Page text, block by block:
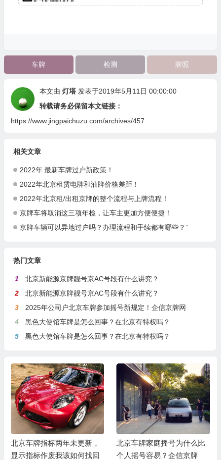
车牌 检测 牌照
本文由 灯塔 发表于2019年5月11日 00:00:00
转载请务必保留本文链接：
https://www.jingpaichuzu.com/archives/457
相关文章
2022年 最新车牌过户新政策！
2022年北京租赁电牌和油牌价格差距！
2022年北京租/出租京牌的整个流程与上牌流程！
京牌车将取消这三项年检，让车主更加方便便捷！
京牌车辆可以异地过户吗？办理流程和手续都有哪些？”
热门文章
1
北京新能源京牌靓号京AC号段有什么讲究？
2
北京新能源京牌靓号京AC号段有什么讲究？
3
2025年公司户北京车牌参加摇号新规定！企信京牌网
4
黑色大使馆车牌是怎么回事？在北京有特权吗？
5
黑色大使馆车牌是怎么回事？在北京有特权吗？
北京车牌指标两年未更新，
显示指标作废我该如何找回
北京车牌家庭摇号为什么比
个人摇号容易？企信京牌